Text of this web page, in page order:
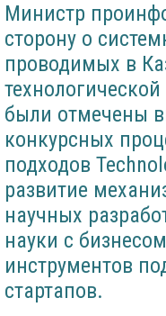
Министр
сторону о
проводимых в
были отмечены
конкурсных
подходов
развитие
научных
науки с
инструментов
стартапов.